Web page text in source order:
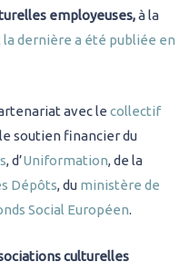
employeuses,à la
dernière a été publiée en
avec le collectif
soutien financier du
, d’Uniformation, de la
Dépôts, du ministère de
Social Européen.
culturelles